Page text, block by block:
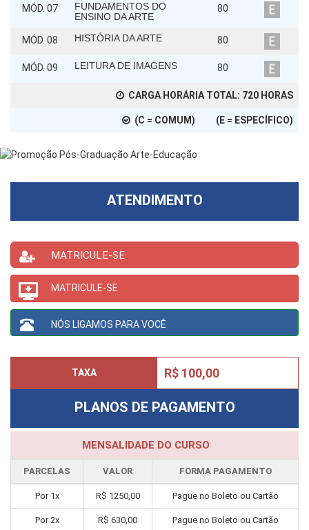
MÓD. 07
FUNDAMENTOS DO
ENSINO DA ARTE
80
MÓD. 08 HISTÓRIA DA ARTE 80
MÓD. 09 LEITURA DE IMAGENS 80
CARGA HORÁRIA TOTAL: 720 HORAS
(C = COMUM) (E = ESPECÍFICO)
ATENDIMENTO
MATRICULE-SE
MATRICULE-SE
NÓS LIGAMOS PARA VOCÊ
TAXA R$ 100,00
PLANOS DE PAGAMENTO
MENSALIDADE DO CURSO
PARCELAS VALOR FORMA PAGAMENTO
Por 1x R$ 1250,00 Pague no Boleto ou Cartão
Por 2x R$ 630,00 Pague no Boleto ou Cartão